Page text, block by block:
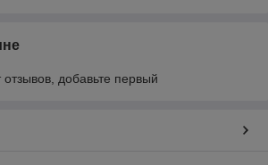
добавьте первый